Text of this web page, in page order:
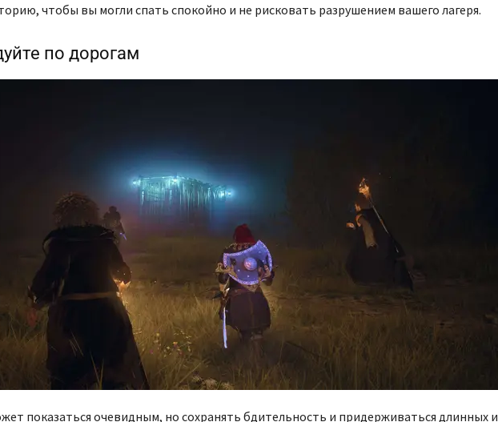
чтобы вы могли спать спокойно и не рисковать разрушением вашего лагеря.
по дорогам
показаться очевидным, но сохранять бдительность и придерживаться длинных и